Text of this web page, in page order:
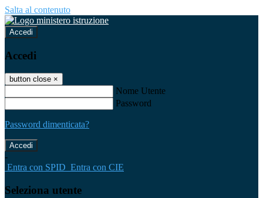
Salta al contenuto
Accedi
Accedi
button close ×
Nome Utente
Password
Password dimenticata?
-
Entra con SPID Entra con CIE
Seleziona utente